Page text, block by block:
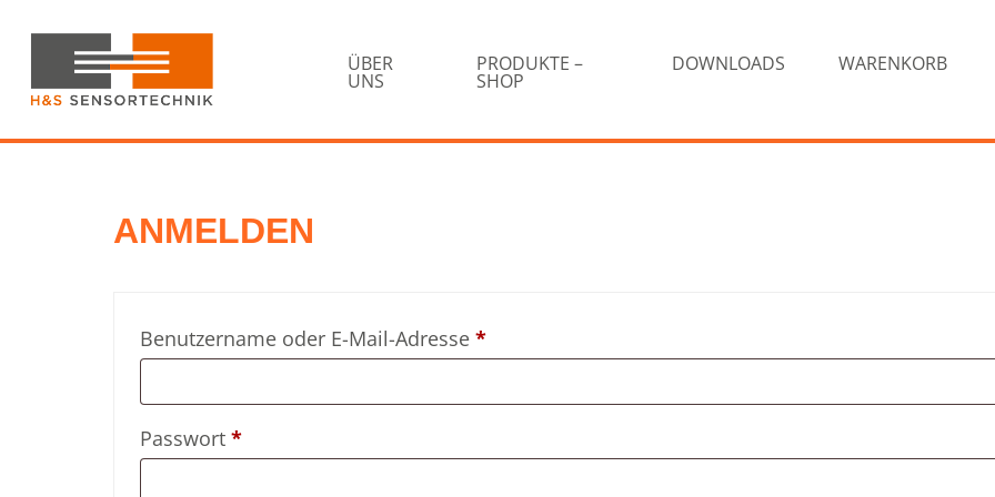
Hauptnavigation
springen
content
Sensortechnik
ÜBER
UNS
PRODUKTE –
SHOP
DOWNLOADS WARENKORB
ANMELDEN
Benutzername oder E-Mail-Adresse *
Passwort *